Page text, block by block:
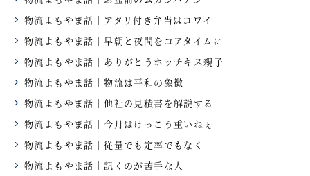
物流よもやま話｜アタリ付き弁当はコワイ
物流よもやま話｜早朝と夜間をコアタイムに
物流よもやま話｜ありがとうホッチキス親子
物流よもやま話｜物流は平和の象徴
物流よもやま話｜他社の見積書を解説する
物流よもやま話｜今月はけっこう重いねぇ
物流よもやま話｜従量でも定率でもなく
物流よもやま話｜訊くのが苦手な人